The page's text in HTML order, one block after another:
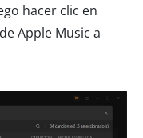
hacer clic en
Apple Music a